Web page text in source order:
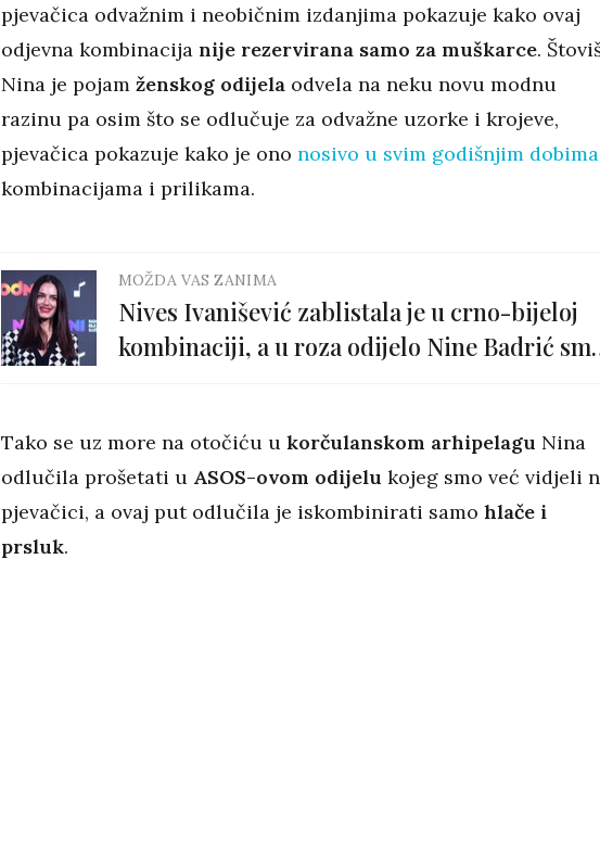
pjevačica odvažnim i neobičnim izdanjima pokazuje kako ovaj
odjevna kombinacija nije rezervirana samo za muškarce.
Nina je pojam ženskog odijelaodvela na neku novu modnu
razinu pa osim što se odlučuje za odvažne uzorke i krojeve,
pjevačica pokazuje kako je ono nosivo u svim godišnjim dobima
kombinacijama i prilikama.
MOŽDA VAS ZANIMA
Nives Ivanišević zablistala je u crno-bijeloj
kombinaciji, a u roza odijelo Nine Badrić
Tako se uz more na otočiću u korčulanskom arhipelagu Nina
odlučila prošetati u ASOS-ovom odijelu kojeg smo već vidjeli
pjevačici, a ovaj put odlučila je iskombinirati samo hlače i
prsluk.